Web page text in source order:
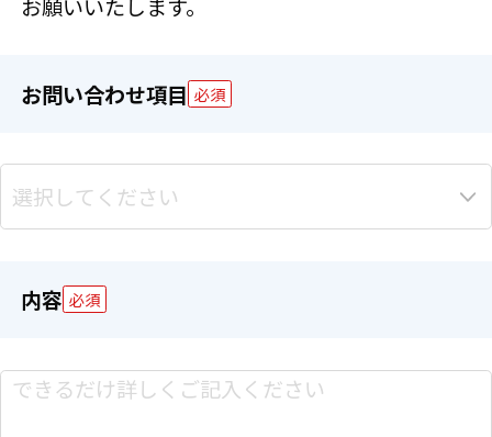
お願いいたします。
お問い合わせ項目 必須
内容 必須